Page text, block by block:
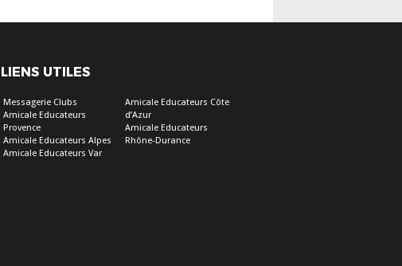
LIENS UTILES
Messagerie Clubs
Amicale Educateurs
Provence
Amicale Educateurs Alpes
Amicale Educateurs Var
Amicale Educateurs Côte
d’Azur
Amicale Educateurs
Rhône-Durance